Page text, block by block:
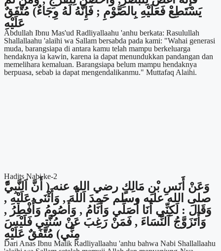
يَسْتَطِعْ فَعَلَيْهِ بِالصَّوْمِ ; فَإِنَّهُ لَهُ وِجَاءٌ) مُتَّفَقٌ
عَلَيْهِ
Abdullah Ibnu Mas'ud Radliyallaahu 'anhu berkata: Rasulullah
Shallallaahu 'alaihi wa Sallam bersabda pada kami: "Wahai generasi
muda, barangsiapa di antara kamu telah mampu berkeluarga
hendaknya ia kawin, karena ia dapat menundukkan pandangan dan
memelihara kemaluan. Barangsiapa belum mampu hendaknya
berpuasa, sebab ia dapat mengendalikanmu." Muttafaq Alaihi.
Hadits Nabi ke-2
صلى الله عليه وسلم حَمِدَ اَللَّهَ , وَأَثْنَى عَلَيْهِ ,
وَقَالَ : لَكِنِّي أَنَا أُصَلِّي وَأَنَامُ , وَأَصُومُ وَأُفْطِرُ ,
وَأَتَزَوَّجُ اَلنِّسَاءَ , فَمَنْ رَغِبَ عَنْ سُنَّتِي فَلَيْسَ
مِنِّي) مُتَّفَقٌ عَلَيْهِ
Dari Anas Ibnu Malik Radliyallaahu 'anhu bahwa Nabi Shallallaahu